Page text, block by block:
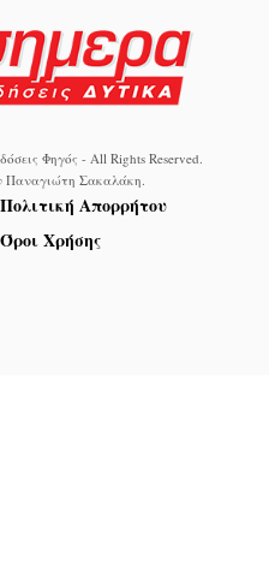
Φηγός - All Rights Reserved.
Παναγιώτη Σακαλάκη.
Πολιτική Απορρήτου
Όροι Χρήσης